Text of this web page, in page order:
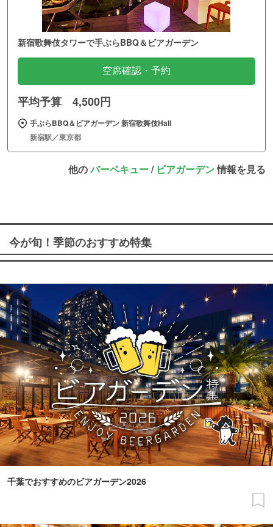
新宿歌舞伎タワーで手ぶらBBQ＆ビアガーデン
空席確認・予約
平均予算 4,500円
手ぶらBBQ＆ビアガーデン 新宿歌舞伎Hall
新宿駅／東京都
他のバーベキュー/ ビアガーデン情報を見る
今が旬！季節のおすすめ特集
千葉でおすすめのビアガーデン2026